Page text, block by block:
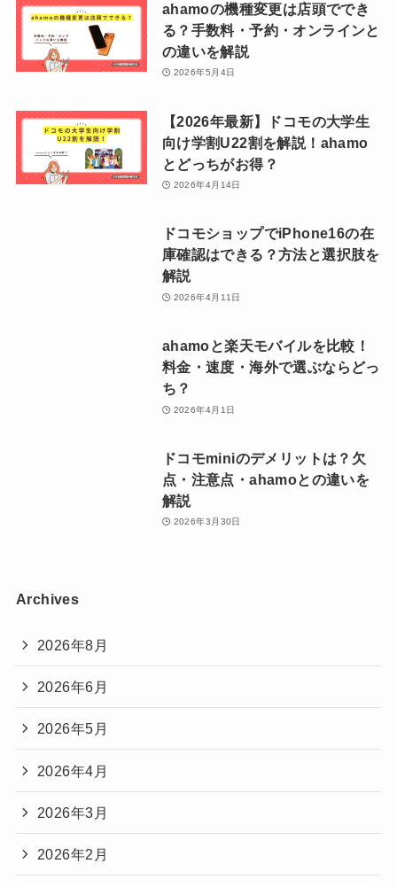
ahamoの機種変更は店頭ででき
る？手数料・予約・オンラインと
の違いを解説
2026年5月4日
【2026年最新】ドコモの大学生
向け学割U22割を解説！ahamo
とどっちがお得？
2026年4月14日
ドコモショップでiPhone16の在
庫確認はできる？方法と選択肢を
解説
2026年4月11日
ahamoと楽天モバイルを比較！
料金・速度・海外で選ぶならどっ
ち？
2026年4月1日
ドコモminiのデメリットは？欠
点・注意点・ahamoとの違いを
解説
2026年3月30日
Archives
2026年8月
2026年6月
2026年5月
2026年4月
2026年3月
2026年2月